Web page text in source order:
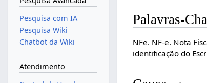
Palavras-
NFe. NF-e. Nota
identificação do
Pesquisa com IA
Pesquisa Wiki
Chatbot da Wiki
Atendimento